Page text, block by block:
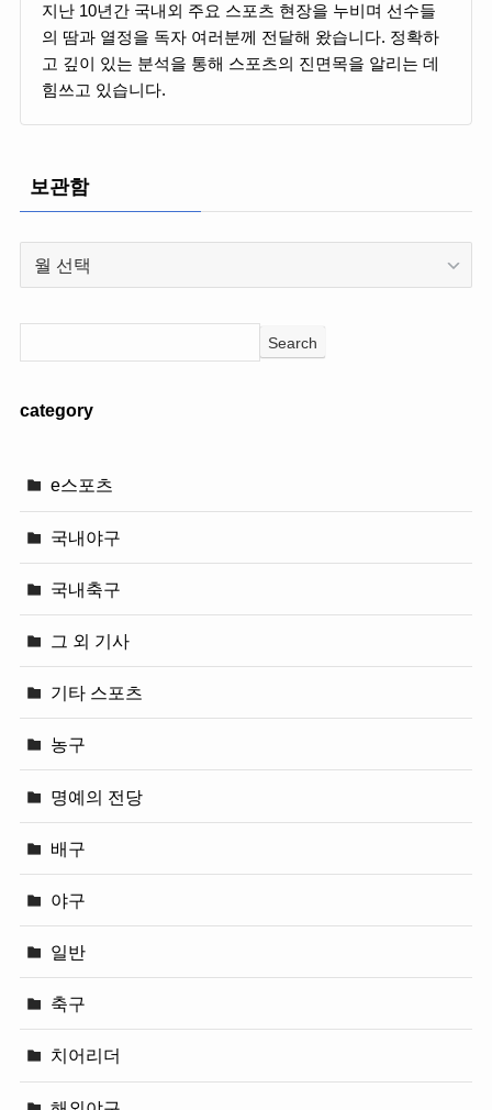
지난 10년간 국내외 주요 스포츠 현장을 누비며 선수들
의 땀과 열정을 독자 여러분께 전달해 왔습니다. 정확하
고 깊이 있는 분석을 통해 스포츠의 진면목을 알리는 데
힘쓰고 있습니다.
보관함
Search
category
e스포츠
국내야구
국내축구
그 외 기사
기타 스포츠
농구
명예의 전당
배구
야구
일반
축구
치어리더